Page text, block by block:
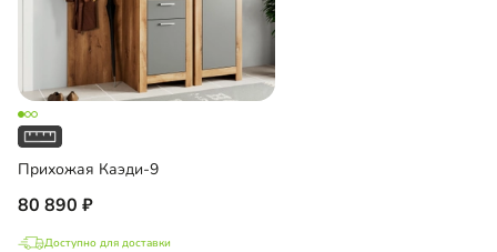
Прихожая Каэди-9
80 890
Доступно для доставки